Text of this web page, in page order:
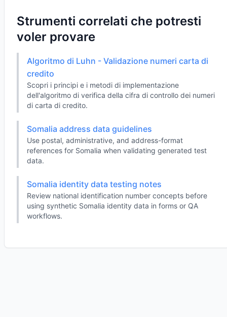
Strumenti correlati che potresti
voler provare
Algoritmo di Luhn - Validazione numeri carta di
credito
Scopri i principi e i metodi di implementazione
dell'algoritmo di verifica della cifra di controllo dei numeri
di carta di credito.
Somalia address data guidelines
Use postal, administrative, and address-format
references for Somalia when validating generated test
data.
Somalia identity data testing notes
Review national identification number concepts before
using synthetic Somalia identity data in forms or QA
workflows.